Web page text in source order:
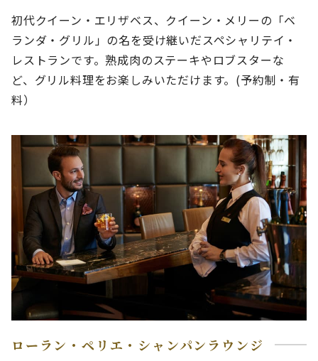
初代クイーン・エリザベス、クイーン・メリーの「ベ
ランダ・グリル」の名を受け継いだスペシャリテイ・
レストランです。熟成肉のステーキやロブスターな
ど、グリル料理をお楽しみいただけます。(予約制・有
料）
ローラン・ペリエ・シャンパンラウンジ